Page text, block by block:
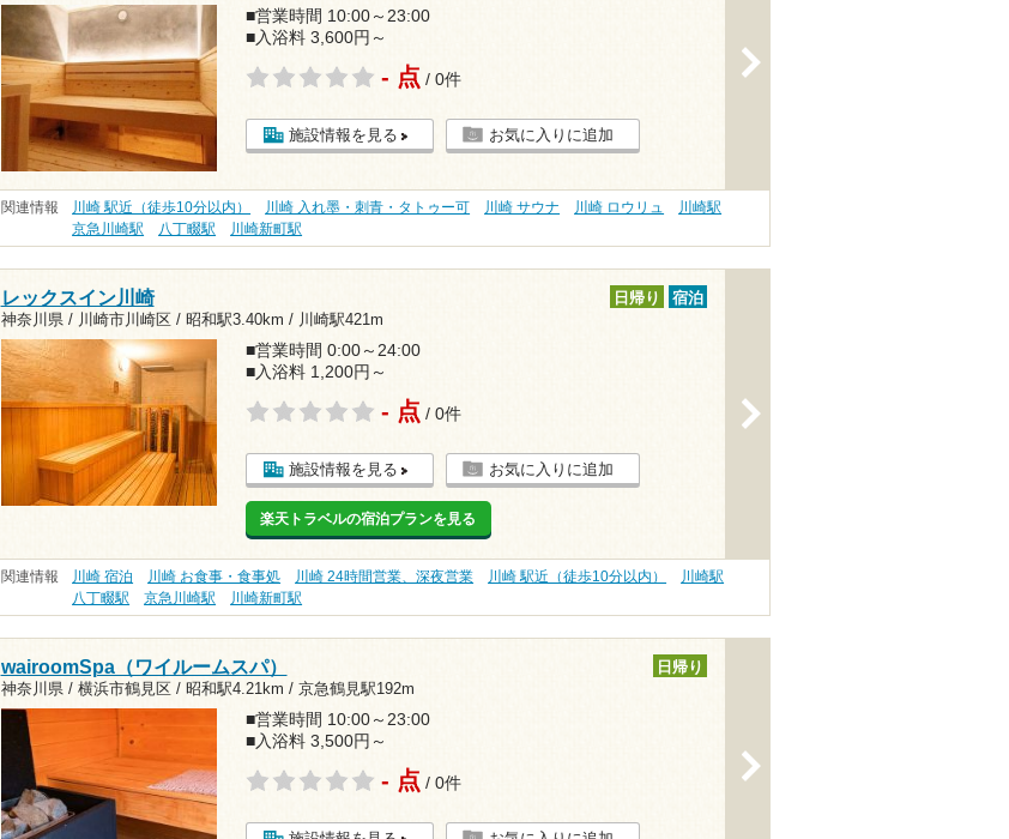
■営業時間 10:00～23:00
■入浴料 3,600円～
- 点 / 0件
施設情報を見る お気に入りに追加
関連情報 川崎 駅近（徒歩10分以内） 川崎 入れ墨・刺青・タトゥー可 川崎 サウナ 川崎 ロウリュ
川崎駅
京急川崎駅
八丁畷駅 川崎新町駅
レックスイン川崎
神奈川県 / 川崎市川崎区 / 昭和駅3.40km / 川崎駅421m
日帰り 宿泊
■営業時間 0:00～24:00
■入浴料 1,200円～
- 点 / 0件
施設情報を見る お気に入りに追加
楽天トラベルの宿泊プランを見る
関連情報 川崎 宿泊 川崎 お食事・食事処 川崎 24時間営業、深夜営業 川崎 駅近（徒歩10分以内）
川崎駅
八丁畷駅
京急川崎駅 川崎新町駅
wairoomSpa（ワイルームスパ）
神奈川県 / 横浜市鶴見区 / 昭和駅4.21km / 京急鶴見駅192m
日帰り
■営業時間 10:00～23:00
■入浴料 3,500円～
- 点 / 0件